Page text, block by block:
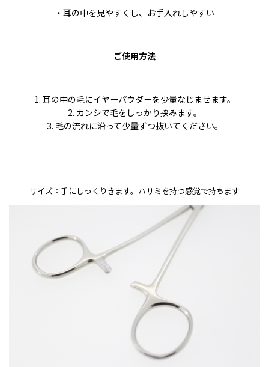
・耳の中を見やすくし、お手入れしやすい
ご使用方法
1. 耳の中の毛にイヤーパウダーを少量なじませます。
2. カンシで毛をしっかり挟みます。
3. 毛の流れに沿って少量ずつ抜いてください。
サイズ：手にしっくりきます。ハサミを持つ感覚で持ちます